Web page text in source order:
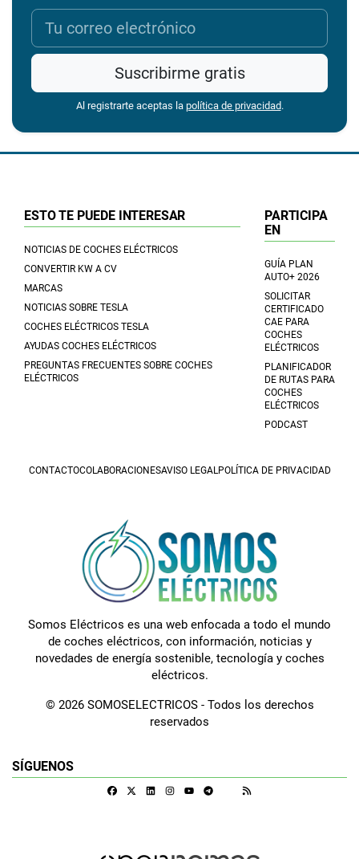
Suscribirme gratis
Al registrarte aceptas la política de privacidad.
ESTO TE PUEDE INTERESAR
NOTICIAS DE COCHES ELÉCTRICOS
CONVERTIR KW A CV
MARCAS
NOTICIAS SOBRE TESLA
COCHES ELÉCTRICOS TESLA
AYUDAS COCHES ELÉCTRICOS
PREGUNTAS FRECUENTES SOBRE COCHES
ELÉCTRICOS
PARTICIPA
EN
GUÍA PLAN
AUTO+ 2026
SOLICITAR
CERTIFICADO
CAE PARA
COCHES
ELÉCTRICOS
PLANIFICADOR
DE RUTAS PARA
COCHES
ELÉCTRICOS
PODCAST
CONTACTOCOLABORACIONESAVISO LEGAL POLÍTICA DE PRIVACIDAD
Somos Eléctricos es una web enfocada a todo el mundo
de coches eléctricos, con información, noticias y
novedades de energía sostenible, tecnología y coches
eléctricos.
© 2026 SOMOSELECTRICOS - Todos los derechos
reservados
SÍGUENOS
FacebookLinkedinInstagramTelegram
Google Discover